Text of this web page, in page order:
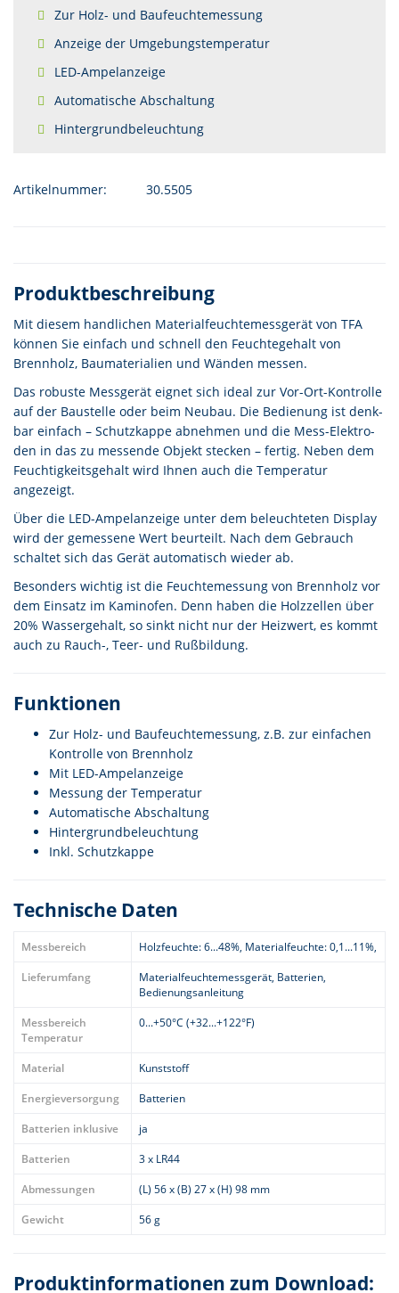
Zur Holz- und Baufeuchtemessung
Anzeige der Umgebungstemperatur
LED-Ampelanzeige
Automatische Abschaltung
Hintergrundbeleuchtung
Artikelnummer: 30.5505
Produktbeschreibung
Mit diesem handlichen Materialfeuchtemessgerät von TFA
können Sie einfach und schnell den Feuchtegehalt von
Brennholz, Baumaterialien und Wänden messen.
Das robuste Messgerät eignet sich ideal zur Vor-Ort-Kontrolle
auf der Baustelle oder beim Neubau. Die Bedie­nung ist denk­
bar ein­fach – Schutz­kappe abneh­men und die Mess-Elek­tro­
den in das zu mes­sende Objekt ste­cken – fertig. Neben dem
Feuchtigkeitsgehalt wird Ihnen auch die Temperatur
angezeigt.
Über die LED-Ampelanzeige unter dem beleuchteten Display
wird der gemessene Wert beurteilt. Nach dem Gebrauch
schaltet sich das Gerät automatisch wieder ab.
Besonders wichtig ist die Feuchtemessung von Brennholz vor
dem Einsatz im Kaminofen. Denn haben die Holzzellen über
20% Wassergehalt, so sinkt nicht nur der Heizwert, es kommt
auch zu Rauch-, Teer- und Rußbildung.
Funktionen
Zur Holz- und Baufeuchtemessung, z.B. zur einfachen
Kontrolle von Brennholz
Mit LED-Ampelanzeige
Messung der Temperatur
Automatische Abschaltung
Hintergrundbeleuchtung
Inkl. Schutzkappe
Technische Daten
Messbereich
Holzfeuchte: 6...48%, Materialfeuchte: 0,1...11%,
Lieferumfang
Materialfeuchtemessgerät, Batterien,
Bedienungsanleitung
Messbereich
Temperatur
0...+50°C (+32...+122°F)
Material
Kunststoff
Energieversorgung
Batterien
Batterien inklusive
ja
Batterien
3 x LR44
Abmessungen
(L) 56 x (B) 27 x (H) 98 mm
Gewicht
56 g
Produktinformationen zum Download: